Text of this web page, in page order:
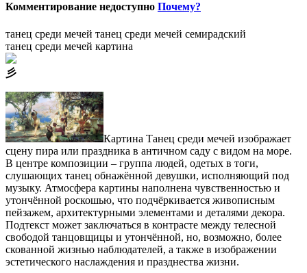
Комментирование недоступно Почему?
танец среди мечей танец среди мечей семирадский
танец среди мечей картина
⼺
Картина Танец среди мечей изображает
сцену пира или праздника в античном саду с видом на море.
В центре композиции – группа людей, одетых в тоги,
слушающих танец обнажённой девушки, исполняющий под
музыку. Атмосфера картины наполнена чувственностью и
утончённой роскошью, что подчёркивается живописным
пейзажем, архитектурными элементами и деталями декора.
Подтекст может заключаться в контрасте между телесной
свободой танцовщицы и утончённой, но, возможно, более
скованной жизнью наблюдателей, а также в изображении
эстетического наслаждения и празднества жизни.